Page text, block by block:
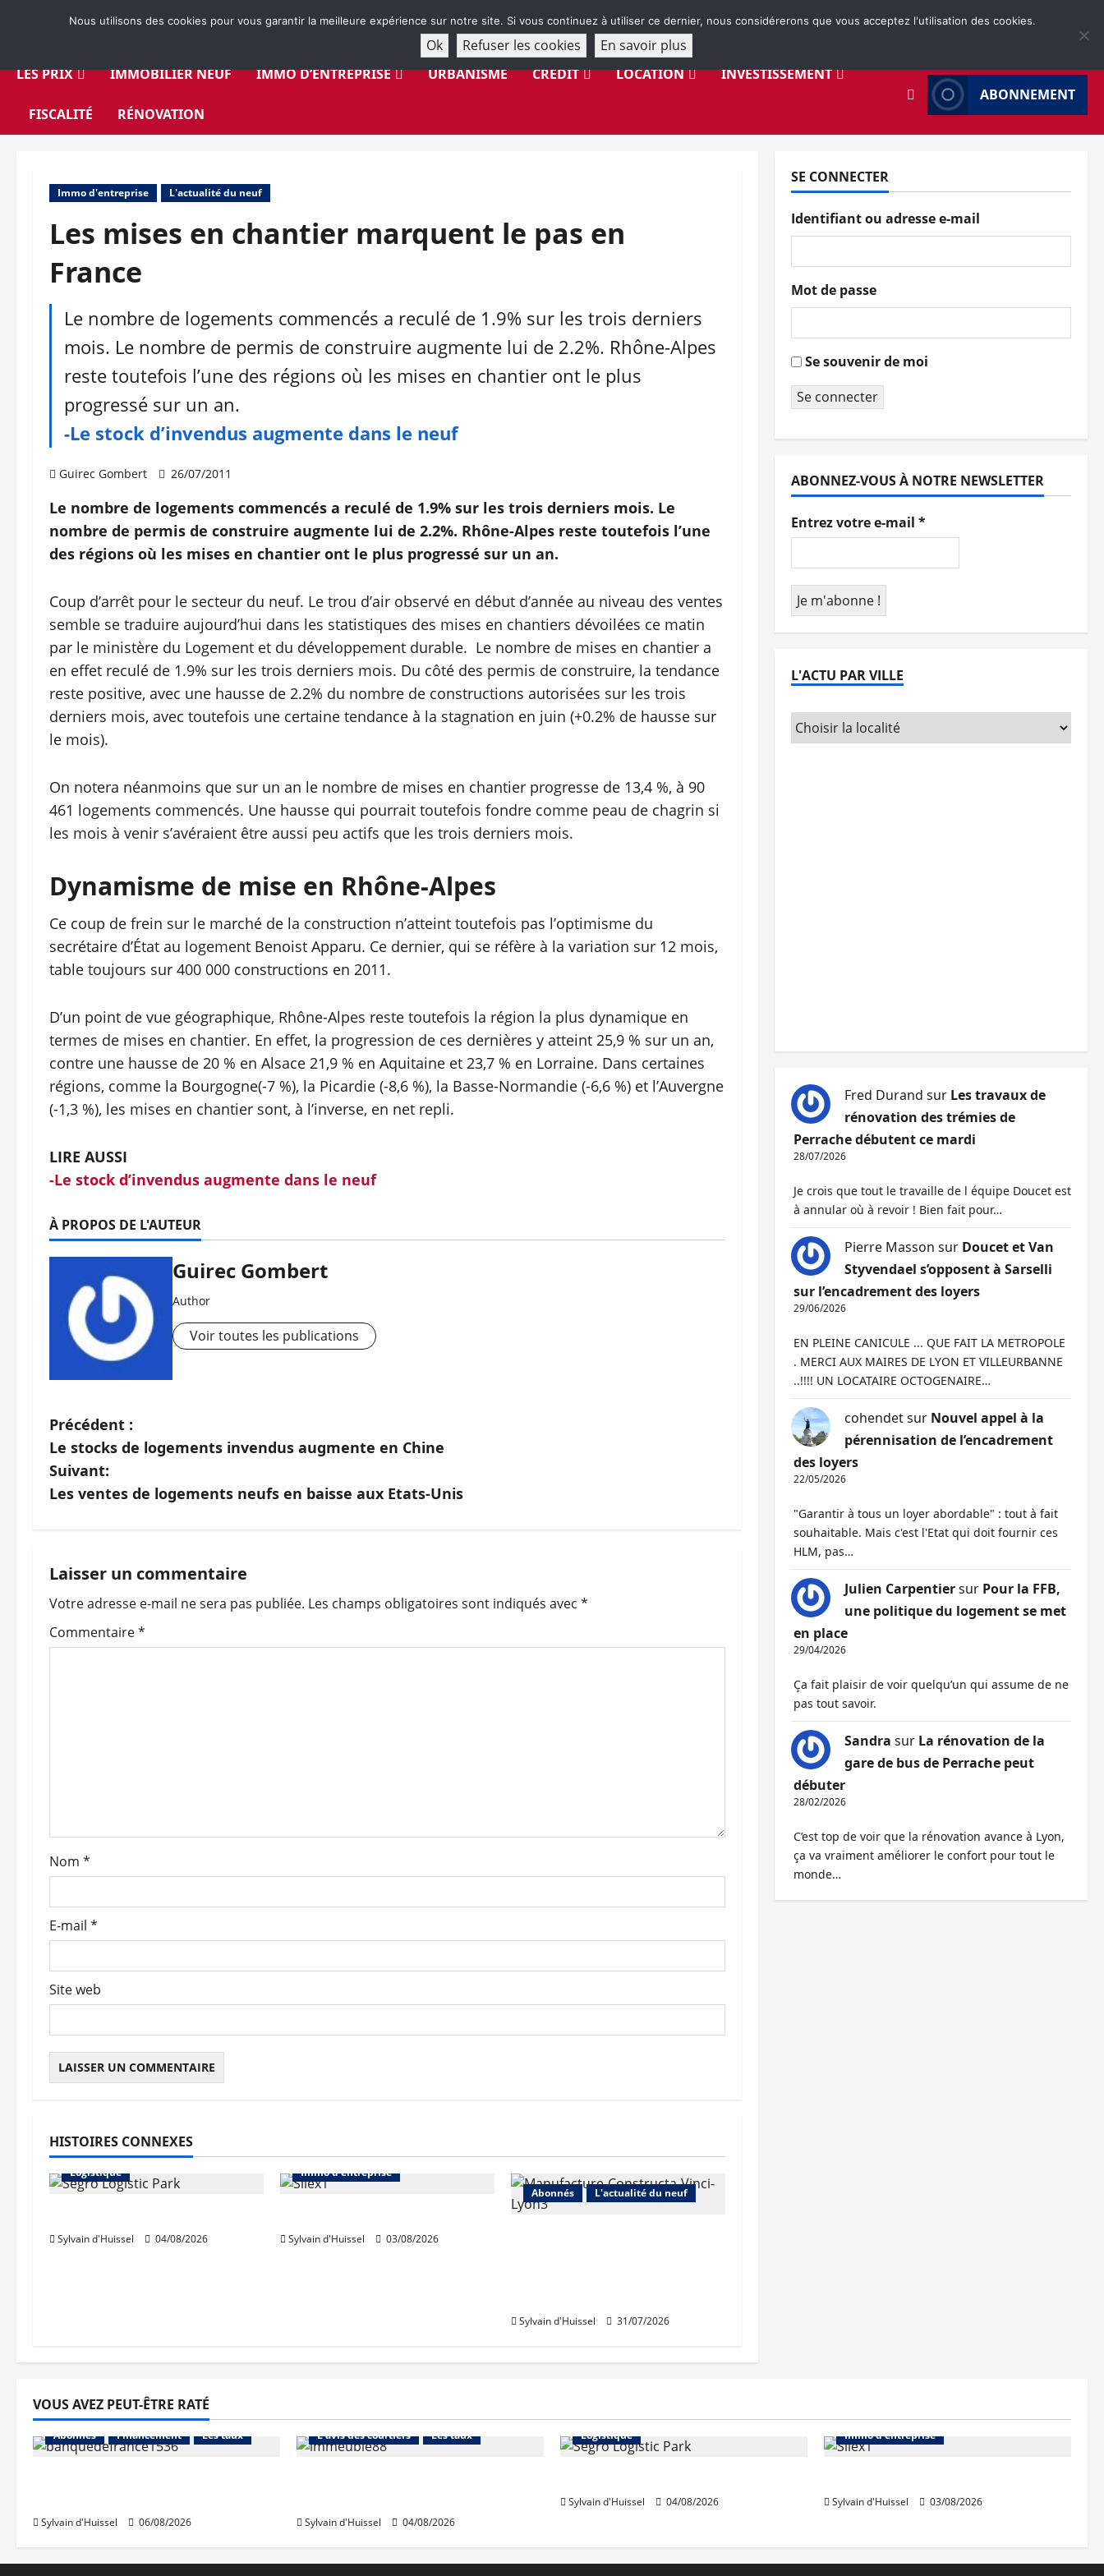
LES PRIX
IMMOBILIER NEUF IMMO D’ENTREPRISE URBANISME CRÉDIT LOCATION INVESTISSEMENT
FISCALITÉ RÉNOVATION
ABONNEMENT
Immo d'entreprise L'actualité du neuf
Les mises en chantier marquent le pas en
France
Le nombre de logements commencés a reculé de 1.9% sur les trois derniers
mois. Le nombre de permis de construire augmente lui de 2.2%. Rhône-Alpes
reste toutefois l’une des régions où les mises en chantier ont le plus
progressé sur un an.
-Le stock d’invendus augmente dans le neuf
Guirec Gombert 26/07/2011
Le nombre de logements commencés a reculé de 1.9% sur les trois derniers mois. Le
nombre de permis de construire augmente lui de 2.2%. Rhône-Alpes reste toutefois l’une
des régions où les mises en chantier ont le plus progressé sur un an.
Coup d’arrêt pour le secteur du neuf. Le trou d’air observé en début d’année au niveau des ventes
semble se traduire aujourd’hui dans les statistiques des mises en chantiers dévoilées ce matin
par le ministère du Logement et du développement durable. Le nombre de mises en chantier a
en effet reculé de 1.9% sur les trois derniers mois. Du côté des permis de construire, la tendance
reste positive, avec une hausse de 2.2% du nombre de constructions autorisées sur les trois
derniers mois, avec toutefois une certaine tendance à la stagnation en juin (+0.2% de hausse sur
le mois).
On notera néanmoins que sur un an le nombre de mises en chantier progresse de 13,4 %, à 90
461 logements commencés. Une hausse qui pourrait toutefois fondre comme peau de chagrin si
les mois à venir s’avéraient être aussi peu actifs que les trois derniers mois.
Dynamisme de mise en Rhône-Alpes
Ce coup de frein sur le marché de la construction n’atteint toutefois pas l’optimisme du
secrétaire d’État au logement Benoist Apparu. Ce dernier, qui se réfère à la variation sur 12 mois,
table toujours sur 400 000 constructions en 2011.
D’un point de vue géographique, Rhône-Alpes reste toutefois la région la plus dynamique en
termes de mises en chantier. En effet, la progression de ces dernières y atteint 25,9 % sur un an,
contre une hausse de 20 % en Alsace 21,9 % en Aquitaine et 23,7 % en Lorraine. Dans certaines
régions, comme la Bourgogne(-7 %), la Picardie (-8,6 %), la Basse-Normandie (-6,6 %) et l’Auvergne
(-1,3 %), les mises en chantier sont, à l’inverse, en net repli.
LIRE AUSSI
-Le stock d’invendus augmente dans le neuf
À PROPOS DE L'AUTEUR
Guirec Gombert
Author
Voir toutes les publications
N
a
v
g
a
t
a
r
t
i
c
l
e
Précédent :
Le stocks de logements invendus augmente en Chine
Suivant:
Les ventes de logements neufs en baisse aux Etats-Unis
Laisser un commentaire
Votre adresse e-mail ne sera pas publiée. Les champs obligatoires sont indiqués avec *
Commentaire*
Nom *
E-mail *
Site web
HISTOIRES CONNEXES
Abonnés
Immo d'entreprise
Logistique
Sylvain d'Huissel 04/08/2026
Immo d'entreprise
Sylvain d'Huissel 03/08/2026
Abonnés L'actualité du neuf
Sylvain d'Huissel 31/07/2026
SE CONNECTER
Identifiant ou adresse e-mail
Mot de passe
Se souvenir de moi
Se connecter
ABONNEZ-VOUS À NOTRE NEWSLETTER
Entrez votre e-mail *
L'ACTU PAR VILLE
Fred Durand sur Les travaux de
rénovation des trémies de
Perrache débutent ce mardi
28/07/2026
Je crois que tout le travaille de l équipe Doucet est
à annular où à revoir ! Bien fait pour…
Pierre Masson sur Doucet et Van
Styvendael s’opposent à Sarselli
sur l’encadrement des loyers
29/06/2026
EN PLEINE CANICULE ... QUE FAIT LA METROPOLE
. MERCI AUX MAIRES DE LYON ET VILLEURBANNE
..!!!! UN LOCATAIRE OCTOGENAIRE…
cohendetsur Nouvel appel à la
pérennisation de l’encadrement
des loyers
22/05/2026
"Garantir à tous un loyer abordable" : tout à fait
souhaitable. Mais c'est l'Etat qui doit fournir ces
HLM, pas…
Julien Carpentiersur Pour la FFB,
une politique du logement se met
en place
29/04/2026
Ça fait plaisir de voir quelqu’un qui assume de ne
pas tout savoir.
Sandra sur La rénovation de la
gare de bus de Perrache peut
débuter
28/02/2026
C’est top de voir que la rénovation avance à Lyon,
ça va vraiment améliorer le confort pour tout le
monde…
VOUS AVEZ PEUT-ÊTRE RATÉ
Abonnés Financement Les taux
Sylvain d'Huissel 06/08/2026
L'avis des courtiers
Les taux
Sylvain d'Huissel 04/08/2026
Logistique
Sylvain d'Huissel 04/08/2026
Immo d'entreprise
Sylvain d'Huissel 03/08/2026
Nous utilisons des cookies pour vous garantir la meilleure expérience sur notre site. Si vous continuez à utiliser ce dernier, nous considérerons que vous acceptez l'utilisation des cookies.
Ok Refuser les cookies En savoir plus